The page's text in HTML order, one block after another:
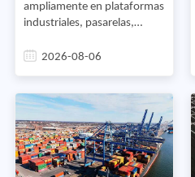
ampliamente en plataformas
industriales, pasarelas,
de energía, instalaciones
infraestructura. Dado que
estas aplicaciones a menudo
implican tráfico peatonal
continuo, carga de equipos y
entornos desafiantes, la
2026-08-06